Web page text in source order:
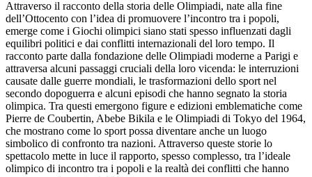
Attraverso il racconto della storia delle Olimpiadi, nate alla fine
dell’Ottocento con l’idea di promuovere l’incontro tra i popoli,
emerge come i Giochi olimpici siano stati spesso influenzati dagli
equilibri politici e dai conflitti internazionali del loro tempo. Il
racconto parte dalla fondazione delle Olimpiadi moderne a Parigi e
attraversa alcuni passaggi cruciali della loro vicenda: le interruzioni
causate dalle guerre mondiali, le trasformazioni dello sport nel
secondo dopoguerra e alcuni episodi che hanno segnato la storia
olimpica. Tra questi emergono figure e edizioni emblematiche come
Pierre de Coubertin, Abebe Bikila e le Olimpiadi di Tokyo del 1964,
che mostrano come lo sport possa diventare anche un luogo
simbolico di confronto tra nazioni. Attraverso queste storie lo
spettacolo mette in luce il rapporto, spesso complesso, tra l’ideale
olimpico di incontro tra i popoli e la realtà dei conflitti che hanno